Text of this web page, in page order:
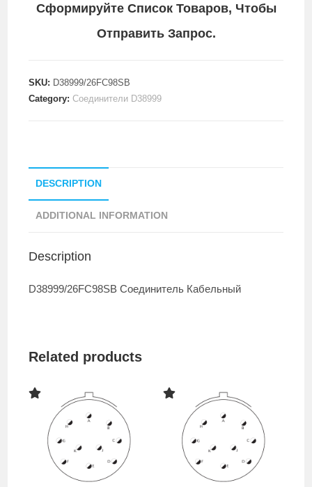
Сформируйте Список Товаров, Чтобы
Отправить Запрос.
SKU: D38999/26FC98SB
Category:Соединители D38999
DESCRIPTION
ADDITIONAL INFORMATION
Description
D38999/26FC98SB Соединитель Кабельный
Related products